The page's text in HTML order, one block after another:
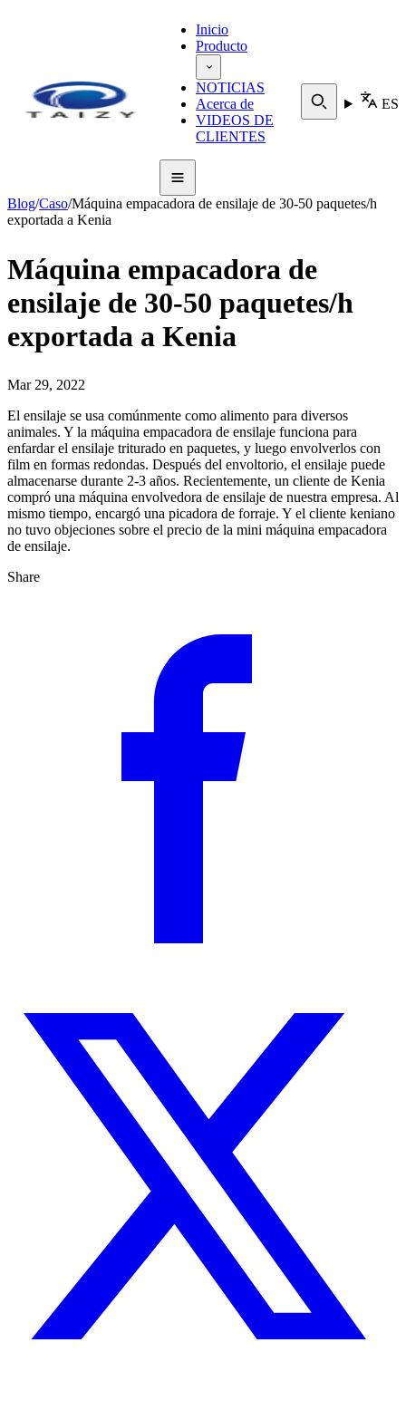
Inicio
Producto
NOTICIAS
Acerca de
VIDEOS DE
CLIENTES
ES
Blog/Caso/Máquina empacadora de ensilaje de 30-50 paquetes/h
exportada a Kenia
Máquina empacadora de
ensilaje de 30-50 paquetes/h
exportada a Kenia
Mar 29, 2022
El ensilaje se usa comúnmente como alimento para diversos
animales. Y la máquina empacadora de ensilaje funciona para
enfardar el ensilaje triturado en paquetes, y luego envolverlos con
film en formas redondas. Después del envoltorio, el ensilaje puede
almacenarse durante 2-3 años. Recientemente, un cliente de Kenia
compró una máquina envolvedora de ensilaje de nuestra empresa. Al
mismo tiempo, encargó una picadora de forraje. Y el cliente keniano
no tuvo objeciones sobre el precio de la mini máquina empacadora
de ensilaje.
Share